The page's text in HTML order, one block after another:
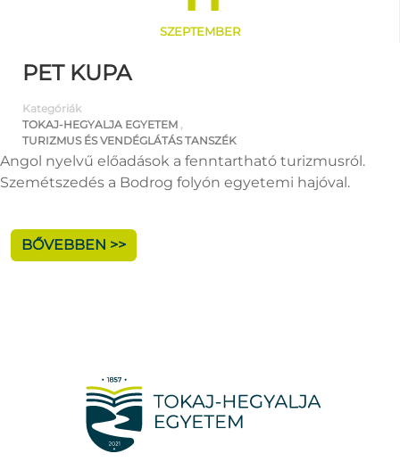
SZEPTEMBER
PET KUPA
Kategóriák
TOKAJ-HEGYALJA EGYETEM ,
TURIZMUS ÉS VENDÉGLÁTÁS TANSZÉK
Angol nyelvű előadások a fenntartható turizmusról.
Szemétszedés a Bodrog folyón egyetemi hajóval.
BŐVEBBEN >>